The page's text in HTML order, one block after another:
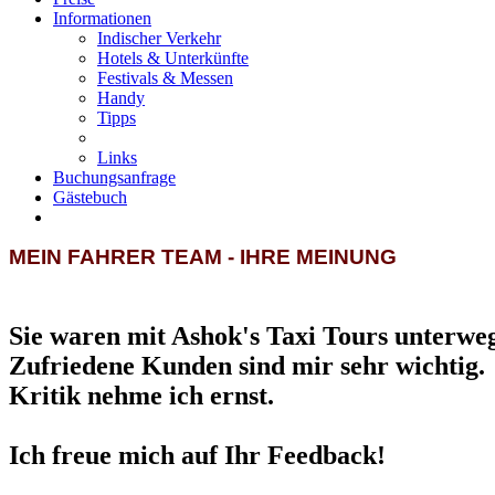
Informationen
Indischer Verkehr
Hotels & Unterkünfte
Festivals & Messen
Handy
Tipps
Links
Buchungsanfrage
Gästebuch
MEIN FAHRER TEAM - IHRE MEINUNG
Sie waren mit Ashok's Taxi Tours
Zufriedene Kunden sind mir sehr wichtig.
Kritik nehme ich ernst.
Ich freue mich auf Ihr Feedback!